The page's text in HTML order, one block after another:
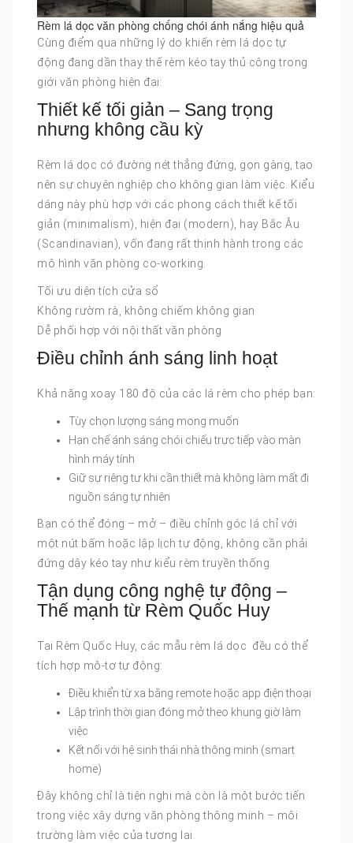
Rèm lá dọc văn phòng chống chói ánh nắng hiệu quả
Cùng điểm qua những lý do khiến rèm lá dọc tự
động đang dần thay thế rèm kéo tay thủ công trong
giới văn phòng hiện đại:
Thiết kế tối giản – Sang trọng
nhưng không cầu kỳ
Rèm lá dọc có đường nét thẳng đứng, gọn gàng, tạo
nên sự chuyên nghiệp cho không gian làm việc. Kiểu
dáng này phù hợp với các phong cách thiết kế tối
giản (minimalism), hiện đại (modern), hay Bắc Âu
(Scandinavian), vốn đang rất thịnh hành trong các
mô hình văn phòng co-working.
Tối ưu diện tích cửa sổ
Không rườm rà, không chiếm không gian
Dễ phối hợp với nội thất văn phòng
Điều chỉnh ánh sáng linh hoạt
Khả năng xoay 180 độ của các lá rèm cho phép bạn:
Tùy chọn lượng sáng mong muốn
Hạn chế ánh sáng chói chiếu trực tiếp vào màn
hình máy tính
Giữ sự riêng tư khi cần thiết mà không làm mất đi
nguồn sáng tự nhiên
Bạn có thể đóng – mở – điều chỉnh góc lá chỉ với
một nút bấm hoặc lập lịch tự động, không cần phải
đứng dậy kéo tay như kiểu rèm truyền thống.
Tận dụng công nghệ tự động –
Thế mạnh từ Rèm Quốc Huy
Tại Rèm Quốc Huy, các mẫu rèm lá dọc đều có thể
tích hợp mô-tơ tự động:
Điều khiển từ xa bằng remote hoặc app điện thoại
Lập trình thời gian đóng mở theo khung giờ làm
việc
Kết nối với hệ sinh thái nhà thông minh (smart
home)
Đây không chỉ là tiện nghi mà còn là một bước tiến
trong việc xây dựng văn phòng thông minh – môi
trường làm việc của tương lai.